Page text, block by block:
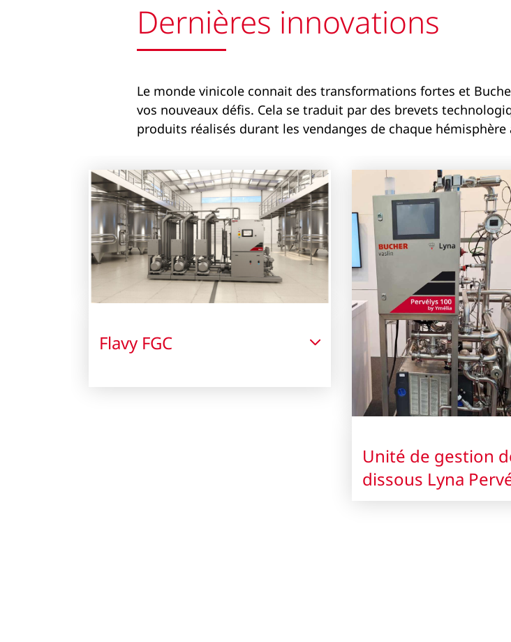
Dernières innovations
Le monde vinicole connait des transformations fortes et
vos nouveaux défis. Cela se traduit par des brevets
produits réalisés durant les vendanges de chaque hémisphère
Flavy FGC
Unité de gestion
dissous Lyna